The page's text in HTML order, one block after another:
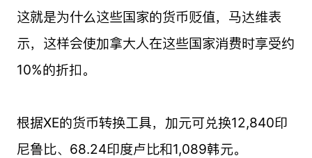
这就是为什么这些国家的货币贬值，马达维表
示，这样会使加拿大人在这些国家消费时享受约
10%的折扣。
根据XE的货币转换工具，加元可兑换12,840印
尼鲁比、68.24印度卢比和1,089韩元。